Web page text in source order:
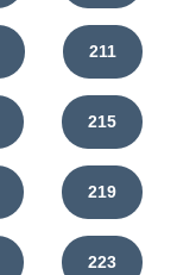
211
215
219
223